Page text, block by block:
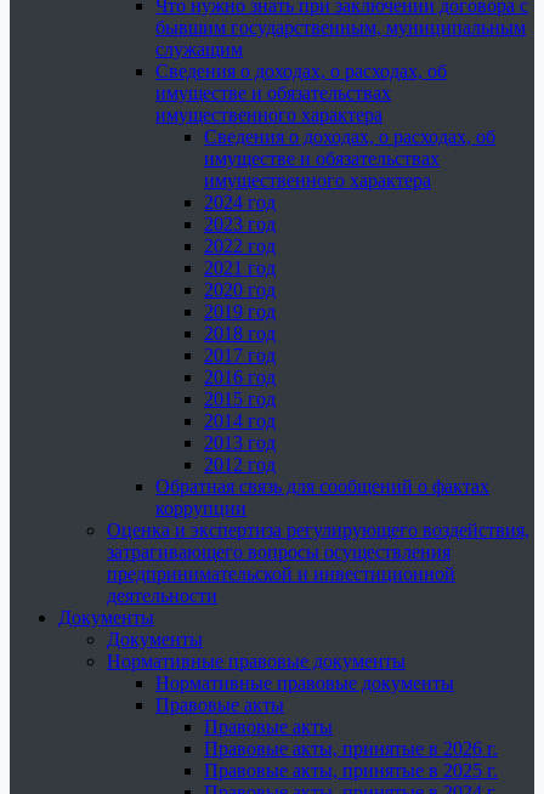
Что нужно знать при заключении договора с
бывшим государственным, муниципальным
служащим
Сведения о доходах, о расходах, об
имуществе и обязательствах
имущественного характера
Сведения о доходах, о расходах, об
имуществе и обязательствах
имущественного характера
2024 год
2023 год
2022 год
2021 год
2020 год
2019 год
2018 год
2017 год
2016 год
2015 год
2014 год
2013 год
2012 год
Обратная связь для сообщений о фактах
коррупции
Оценка и экспертиза регулирующего воздействия,
затрагивающего вопросы осуществления
предпринимательской и инвестиционной
деятельности
Документы
Документы
Нормативные правовые документы
Нормативные правовые документы
Правовые акты
Правовые акты
Правовые акты, принятые в 2026 г.
Правовые акты, принятые в 2025 г.